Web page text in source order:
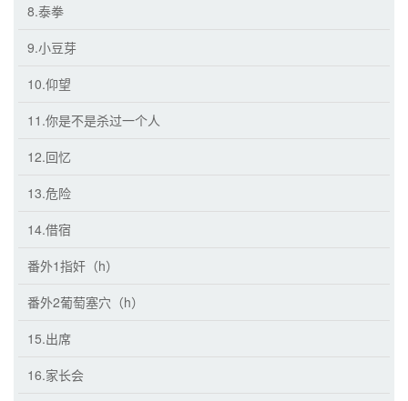
8.泰拳
9.小豆芽
10.仰望
11.你是不是杀过一个人
12.回忆
13.危险
14.借宿
番外1指奸（h）
番外2葡萄塞穴（h）
15.出席
16.家长会